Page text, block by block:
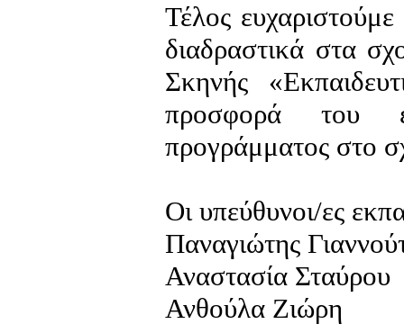
Τέλος
διαδραστικά στα
Σκηνής
προσφορά του
προγράμματος στο
Οι υπεύθυνοι/ες
Παναγιώτης
Αναστασία Σταύρου
Ανθούλα Ζιώρη